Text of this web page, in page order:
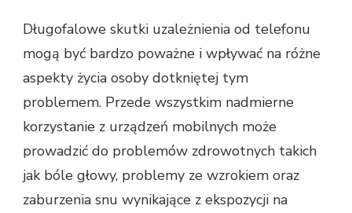
Długofalowe skutki uzależnienia od telefonu
mogą być bardzo poważne i wpływać na różne
aspekty życia osoby dotkniętej tym
problemem. Przede wszystkim nadmierne
korzystanie z urządzeń mobilnych może
prowadzić do problemów zdrowotnych takich
jak bóle głowy, problemy ze wzrokiem oraz
zaburzenia snu wynikające z ekspozycji na